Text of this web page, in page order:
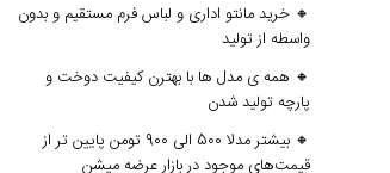
🔸 خرید مانتو اداری و لباس فرم مستقیم و بدون
واسطه از تولید
🔸 همه ی مدل ها با بهترن کیفیت دوخت و
پارچه تولید شدن
🔸 بیشتر مدلا 500 الی 900 تومن پایین تر از
قیمت‌های موجود در بازار عرضه میشن